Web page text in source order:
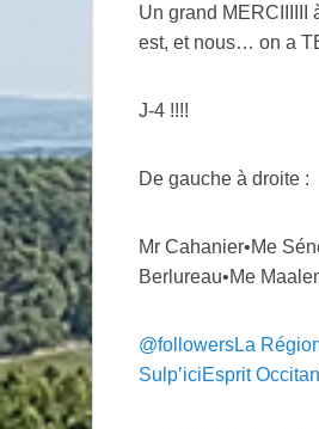
Un grand MERCIIIIII
est, et nous… on a
J-4 !!!!
De gauche à droite :
Mr Cahanier•Me
Berlureau•Me
@followersLa
Sulp’iciEsprit